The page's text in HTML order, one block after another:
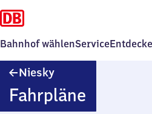
Bahnhof wählenService
Niesky
Fahrpläne